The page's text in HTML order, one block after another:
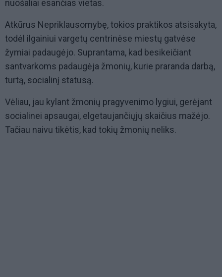
nuošaliai esančias vietas.
Atkūrus Nepriklausomybę, tokios praktikos atsisakyta,
todėl ilgainiui vargetų centrinėse miestų gatvėse
žymiai padaugėjo. Suprantama, kad besikeičiant
santvarkoms padaugėja žmonių, kurie praranda darbą,
turtą, socialinį statusą.
Vėliau, jau kylant žmonių pragyvenimo lygiui, gerėjant
socialinei apsaugai, elgetaujančiųjų skaičius mažėjo.
Tačiau naivu tikėtis, kad tokių žmonių neliks.